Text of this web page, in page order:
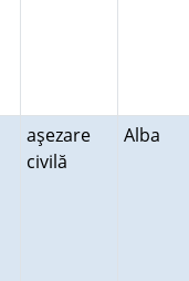
aşezare
civilă
Alba